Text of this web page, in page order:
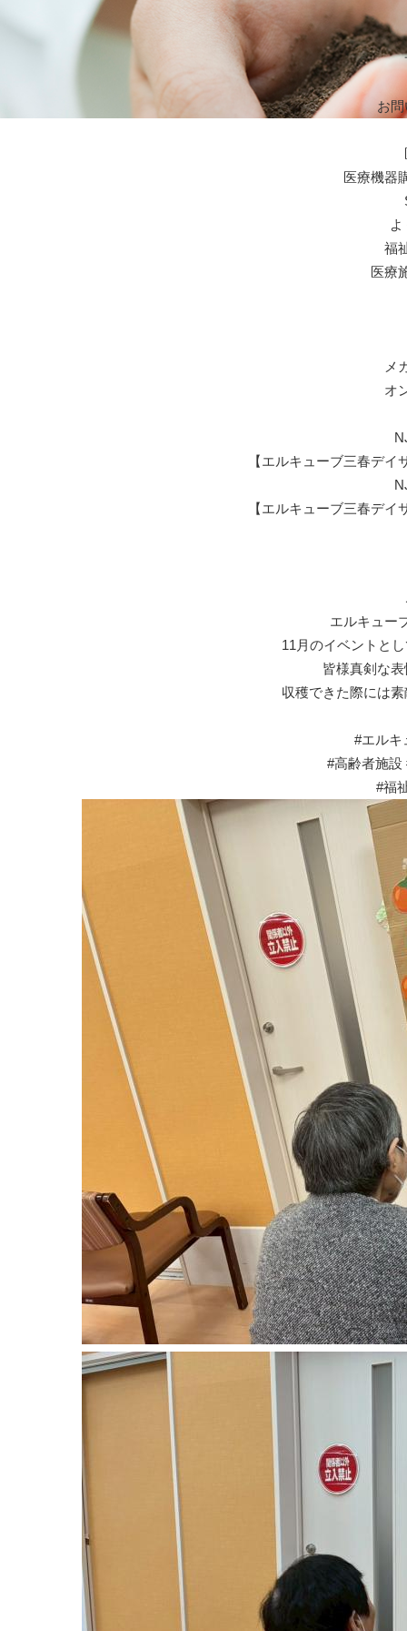
お
医療機器
福
医療
メ
オ
【エルキューブ三春デ
【エルキューブ三春デ
エルキュー
11月のイベントと
皆様真剣な
収穫できた際には
#エルキ
#高齢者施設
#福